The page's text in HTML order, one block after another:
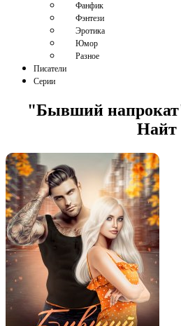
Фанфик
Фэнтези
Эротика
Юмор
Разное
Писатели
Серии
"Бывший
Найт